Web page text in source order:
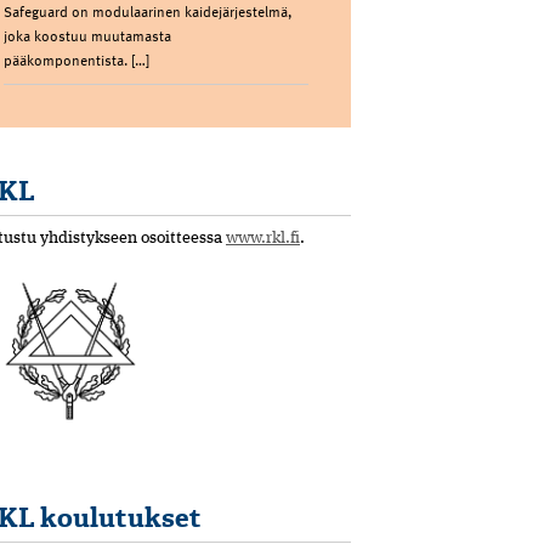
Safeguard on modulaarinen kaidejärjestelmä,
joka koostuu muutamasta
pääkomponentista. […]
yhdistykseen osoitteessa www.rkl.fi.
koulutukset